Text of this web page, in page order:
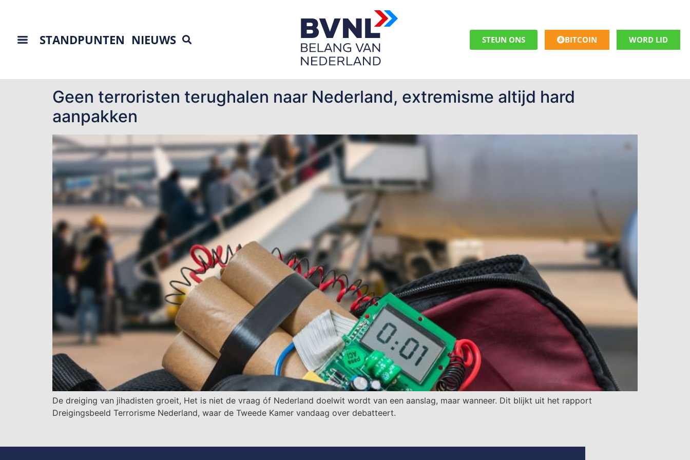
STANDPUNTEN NIEUWS STEUN ONS BITCOIN WORD LID
Geen terroristen terughalen naar Nederland, extremisme altijd hard
aanpakken
De dreiging van jihadisten groeit, Het is niet de vraag óf Nederland doelwit wordt van een aanslag, maar wanneer. Dit blijkt uit het rapport
Dreigingsbeeld Terrorisme Nederland, waar de Tweede Kamer vandaag over debatteert.